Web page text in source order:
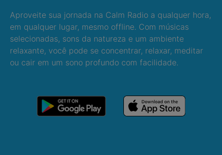
Aproveite sua jornada na Calm Radio a qualquer hora,
em qualquer lugar, mesmo offline. Com músicas
selecionadas, sons da natureza e um ambiente
relaxante, você pode se concentrar, relaxar, meditar
ou cair em um sono profundo com facilidade.